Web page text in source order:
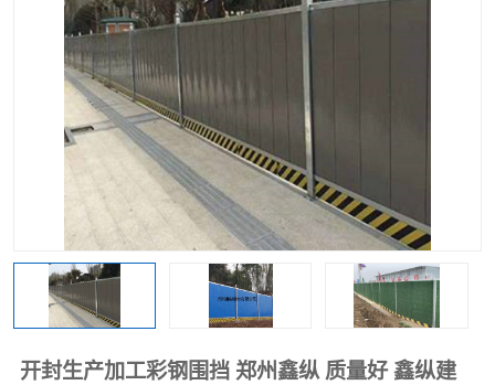
开封生产加工彩钢围挡 郑州鑫纵 质量好 鑫纵建
生产加工单板复合围挡 市
政围挡